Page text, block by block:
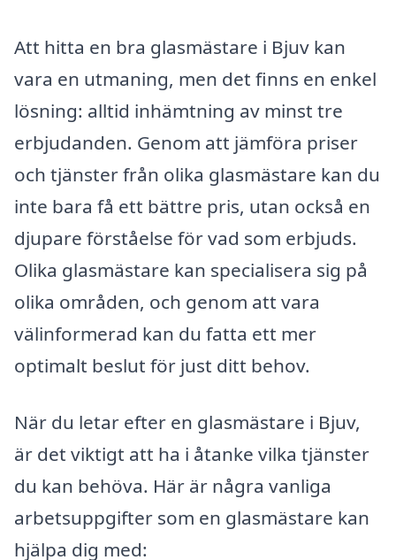
Att hitta en bra glasmästare i Bjuv kan
vara en utmaning, men det finns en enkel
lösning: alltid inhämtning av minst tre
erbjudanden. Genom att jämföra priser
och tjänster från olika glasmästare kan du
inte bara få ett bättre pris, utan också en
djupare förståelse för vad som erbjuds.
Olika glasmästare kan specialisera sig på
olika områden, och genom att vara
välinformerad kan du fatta ett mer
optimalt beslut för just ditt behov.
När du letar efter en glasmästare i Bjuv,
är det viktigt att ha i åtanke vilka tjänster
du kan behöva. Här är några vanliga
arbetsuppgifter som en glasmästare kan
hjälpa dig med: